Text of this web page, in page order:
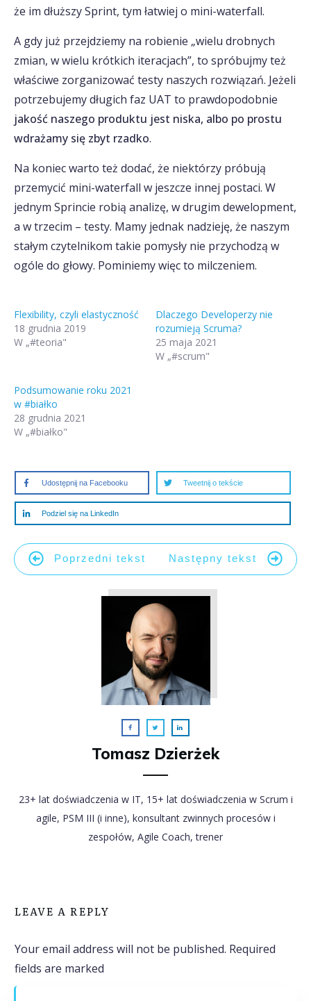
że im dłuższy Sprint, tym łatwiej o mini-waterfall.
A gdy już przejdziemy na robienie „wielu drobnych
zmian, w wielu krótkich iteracjach”, to spróbujmy też
właściwe zorganizować testy naszych rozwiązań. Jeżeli
potrzebujemy długich faz UAT to prawdopodobnie
jakość naszego produktu jest niska, albo po prostu
wdrażamy się zbyt rzadko.
Na koniec warto też dodać, że niektórzy próbują
przemycić mini-waterfall w jeszcze innej postaci. W
jednym Sprincie robią analizę, w drugim dewelopment,
a w trzecim – testy. Mamy jednak nadzieję, że naszym
stałym czytelnikom takie pomysły nie przychodzą w
ogóle do głowy. Pominiemy więc to milczeniem.
Flexibility, czyli elastyczność
18 grudnia 2019
W „#teoria"
Dlaczego Developerzy nie
rozumieją Scruma?
25 maja 2021
W „#scrum"
Podsumowanie roku 2021
w #białko
28 grudnia 2021
W „#białko"
Udostępnij na Facebooku Tweetnij o tekście
Podziel się na LinkedIn
Poprzedni tekst Następny tekst
Tomasz Dzierżek
23+ lat doświadczenia w IT, 15+ lat doświadczenia w Scrum i
agile, PSM III (i inne), konsultant zwinnych procesów i
zespołów, Agile Coach, trener
LEAVE A REPLY
Your email address will not be published. Required
fields are marked